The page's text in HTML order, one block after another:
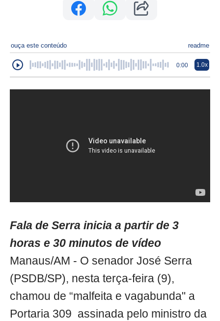
ouça este conteúdo readme
0:00 1.0x
Fala de Serra inicia a partir de 3
horas e 30 minutos de vídeo
Manaus/AM - O senador José Serra
(PSDB/SP), nesta terça-feira (9),
chamou de “malfeita e vagabunda" a
Portaria 309 assinada pelo ministro da